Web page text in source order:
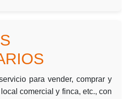
para vender, comprar y
comercial y finca, etc., con